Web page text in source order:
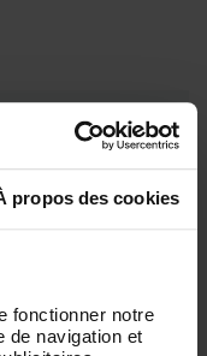
propos des cookies
fonctionner notre
de navigation et
Indisponible
00:00 à 00:00
00:00 à 00:30
00:00 à 00:00
les
?